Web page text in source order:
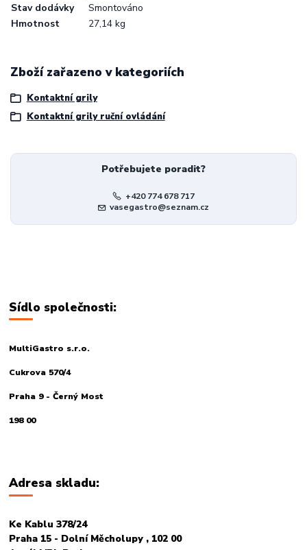
Stav dodávky
Smontováno
Hmotnost
27,14 kg
Zboží zařazeno v kategoriích
Kontaktní grily
Kontaktní grily ruční ovládání
Potřebujete poradit?
+420 774 678 717
vasegastro@seznam.cz
Sídlo společnosti:
MultiGastro s.r.o.
Cukrova 570/4
Praha 9 - Černý Most
198 00
Adresa skladu:
Ke Kablu 378/24
Praha 15 - Dolní Měcholupy , 102 00